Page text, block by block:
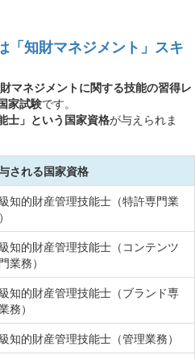
「知財マネジメント」スキ
マネジメントに関する技能の習得レ
家試験です。
士」という国家資格が与えられま
される国家資格
知的財産管理技能士（特許専門業
知的財産管理技能士（コンテンツ
業務）
知的財産管理技能士（ブランド専
務）
知的財産管理技能士（管理業務）